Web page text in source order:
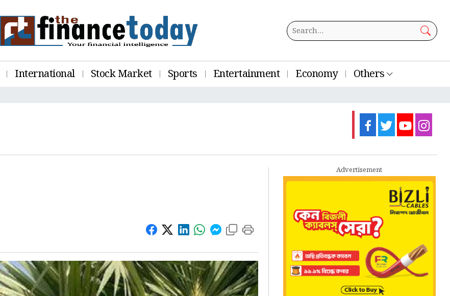
International Stock Market Sports Entertainment Economy Others
Advertisement